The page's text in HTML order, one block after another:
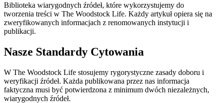
Biblioteka wiarygodnych źródeł, które wykorzystujemy do
tworzenia treści w The Woodstock Life. Każdy artykuł opiera się na
zweryfikowanych informacjach z renomowanych instytucji i
publikacji.
Nasze Standardy Cytowania
W The Woodstock Life stosujemy rygorystyczne zasady doboru i
weryfikacji źródeł. Każda publikowana przez nas informacja
faktyczna musi być potwierdzona z minimum dwóch niezależnych,
wiarygodnych źródeł.